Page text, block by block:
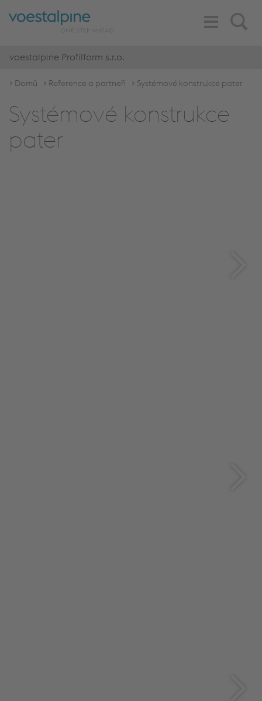
Search
Toggle
Navigation
voestalpine Profilform s.r.o.
Domů Reference a partneři Systémové konstrukce pater
Systémové konstrukce
pater